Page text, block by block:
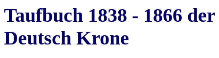
Taufbuch 1838 - 1866
Deutsch Krone